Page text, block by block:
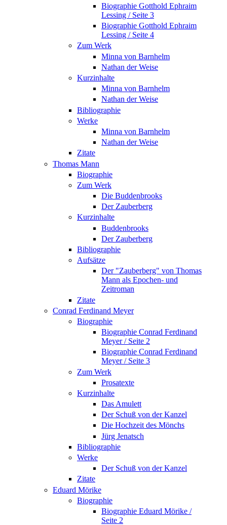
Biographie Gotthold Ephraim
Lessing / Seite 3
Biographie Gotthold Ephraim
Lessing / Seite 4
Zum Werk
Minna von Barnhelm
Nathan der Weise
Kurzinhalte
Minna von Barnhelm
Nathan der Weise
Bibliographie
Werke
Minna von Barnhelm
Nathan der Weise
Zitate
Thomas Mann
Biographie
Zum Werk
Die Buddenbrooks
Der Zauberberg
Kurzinhalte
Buddenbrooks
Der Zauberberg
Bibliographie
Aufsätze
Der "Zauberberg" von Thomas
Mann als Epochen- und
Zeitroman
Zitate
Conrad Ferdinand Meyer
Biographie
Biographie Conrad Ferdinand
Meyer / Seite 2
Biographie Conrad Ferdinand
Meyer / Seite 3
Zum Werk
Prosatexte
Kurzinhalte
Das Amulett
Der Schuß von der Kanzel
Die Hochzeit des Mönchs
Jürg Jenatsch
Bibliographie
Werke
Der Schuß von der Kanzel
Zitate
Eduard Mörike
Biographie
Biographie Eduard Mörike /
Seite 2